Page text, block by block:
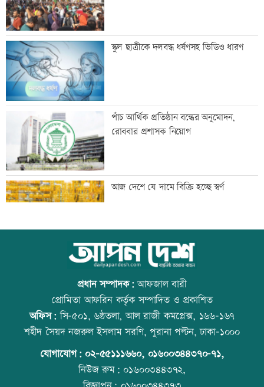
শাক ধুতে গিয়ে গৃহবধূর মৃত্যু
হাসিনার নির্দেশে সালাহউদ্দিন আহমদকে গুম
করা হয়: তদন্ত
তরুণদের নেতৃত্বেই প্রযুক্তিনির্ভর উন্নয়ন হবে:
তথ্যপ্রযুক্তিমন্ত্রী
লক্ষ্মীপুর জেলা প্রশাসনের ১৪ কর্মকর্তা-
কর্মচারীর বিদায়ী সংবর্ধনা
সব শর্ত মেনে নিলে হরমুজ খুলবো: ইরান
স্কুল ছাত্রীকে দলবদ্ধ ধর্ষণসহ ভিডিও ধারণ
পাঁচ আর্থিক প্রতিষ্ঠান বন্ধের অনুমোদন,
রোববার প্রশাসক নিয়োগ
আজ দেশে যে দামে বিক্রি হচ্ছে স্বর্ণ
আজ বিশ্ব বন্ধু দিবস
কোরআন-হাদিসে নামাজ না পড়ার শাস্তি
প্রধান সম্পাদক:আফজাল বারী
প্রোমিতা আফরিন কর্তৃক সম্পাদিত ও প্রকাশিত
অফিস:সি-৫০১, ৬ষ্ঠতলা, আল রাজী কমপ্লেক্স, ১৬৬-১৬৭
শহীদ সৈয়দ নজরুল ইসলাম সরণি, পুরানা পল্টন, ঢাকা-১০০০
যোগাযোগ: ০২-৫৫১১১৬৬০, ০১৬০০৩৪৪৩৭০-৭১,
নিউজ রুম:০১৬০০৩৪৪৩৭২,